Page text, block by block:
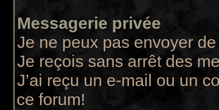
Messagerie privée
Je ne peux pas envoyer
Je reçois sans arrêt des
J’ai reçu un e-mail ou un
ce forum!